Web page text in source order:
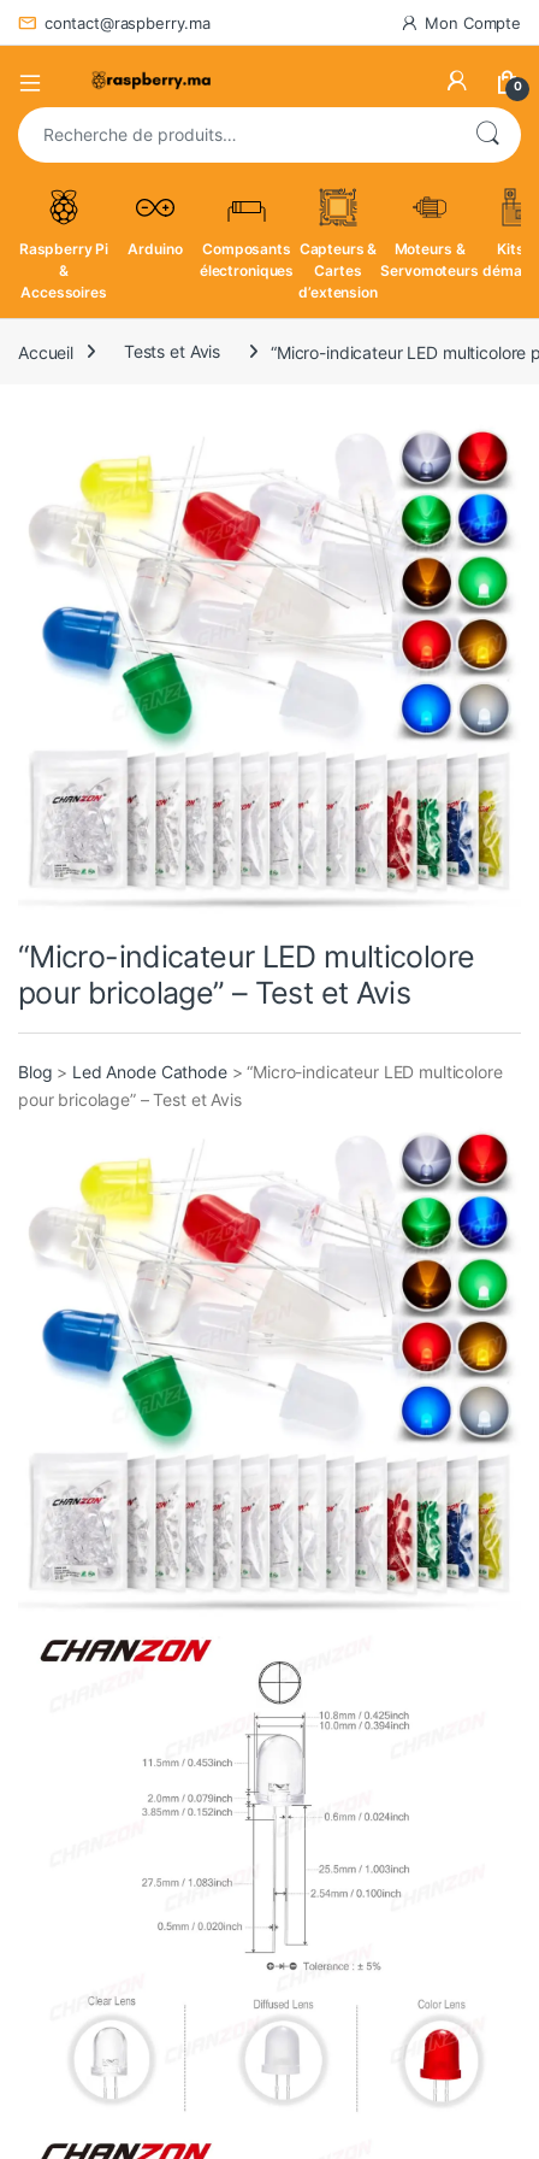
contact@raspberry.ma Mon Compte
0
Recherche pour :
Raspberry Pi
&
Accessoires
Arduino
Composants
électroniques
Capteurs &
Cartes
d’extension
Moteurs &
Servomoteurs
Kits
Accueil Tests et Avis “Micro-indicateur LED multicolore
“Micro-indicateur LED multicolore
pour bricolage” – Test et Avis
Blog > Led Anode Cathode>“Micro-indicateur LED multicolore
pour bricolage” – Test et Avis